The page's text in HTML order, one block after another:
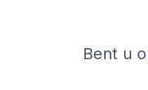
Bent u